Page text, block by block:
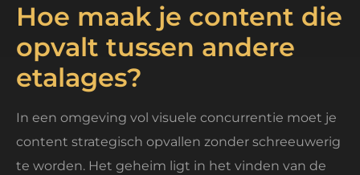
Hoe maak je content die
opvalt tussen andere
etalages?
In een omgeving vol visuele concurrentie moet je
content strategisch opvallen zonder schreeuwerig
te worden. Het geheim ligt in het vinden van de